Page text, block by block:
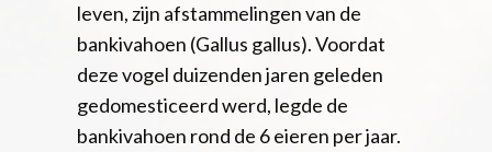
leven, zijn afstammelingen van de
bankivahoen (Gallus gallus). Voordat
deze vogel duizenden jaren geleden
gedomesticeerd werd, legde de
bankivahoen rond de 6 eieren per jaar.